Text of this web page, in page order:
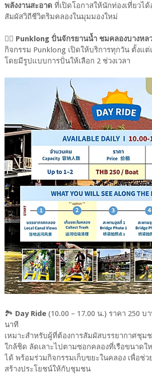
พลังงานสะอาดที่เปิดโอกาสให้นักท่องเที่ยวไ
สัมผัสวิถีชีวิตริมคลองในมุมมองใหม่
🚴‍♀️ Punklong ปั่นจักรยานน้ำ ชมคลองบางหล
กิจกรรม Punklong เปิดให้บริการทุกวัน ตั้งแต่
โดยมีรูปแบบการปั่นให้เลือก 2 ช่วงเวลา
🏞️ Day Ride(10.00 – 17.00 น.) ราคา 250 บ
นาที
เหมาะสำหรับผู้ที่ต้องการสัมผัสบรรยากาศชุม
ใกล้ชิด ลัดเลาะไปตามซอกคลองที่เรือขนาดใ
ได้ พร้อมร่วมกิจกรรมเก็บขยะในคลอง เพื่อช่
สร้างประโยชน์ให้กับชุมชน